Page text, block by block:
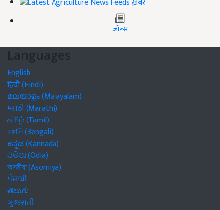
जॉब्स
Languages
English
हिंदी (Hindi)
മലയാളം (Malayalam)
मराठी (Marathi)
தமிழ் (Tamil)
বাঙালি (Bengali)
ಕನ್ನಡ (Kannada)
ଓଡିଆ (Odia)
অসমীয়া (Asomiya)
ਪੰਜਾਬੀ
తెలుగు
ગુજરાતી